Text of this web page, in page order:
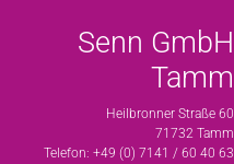
Senn GmbH
Tamm
Heilbronner Straße 60
71732 Tamm
Telefon: +49 (0) 7141 / 60 40 63